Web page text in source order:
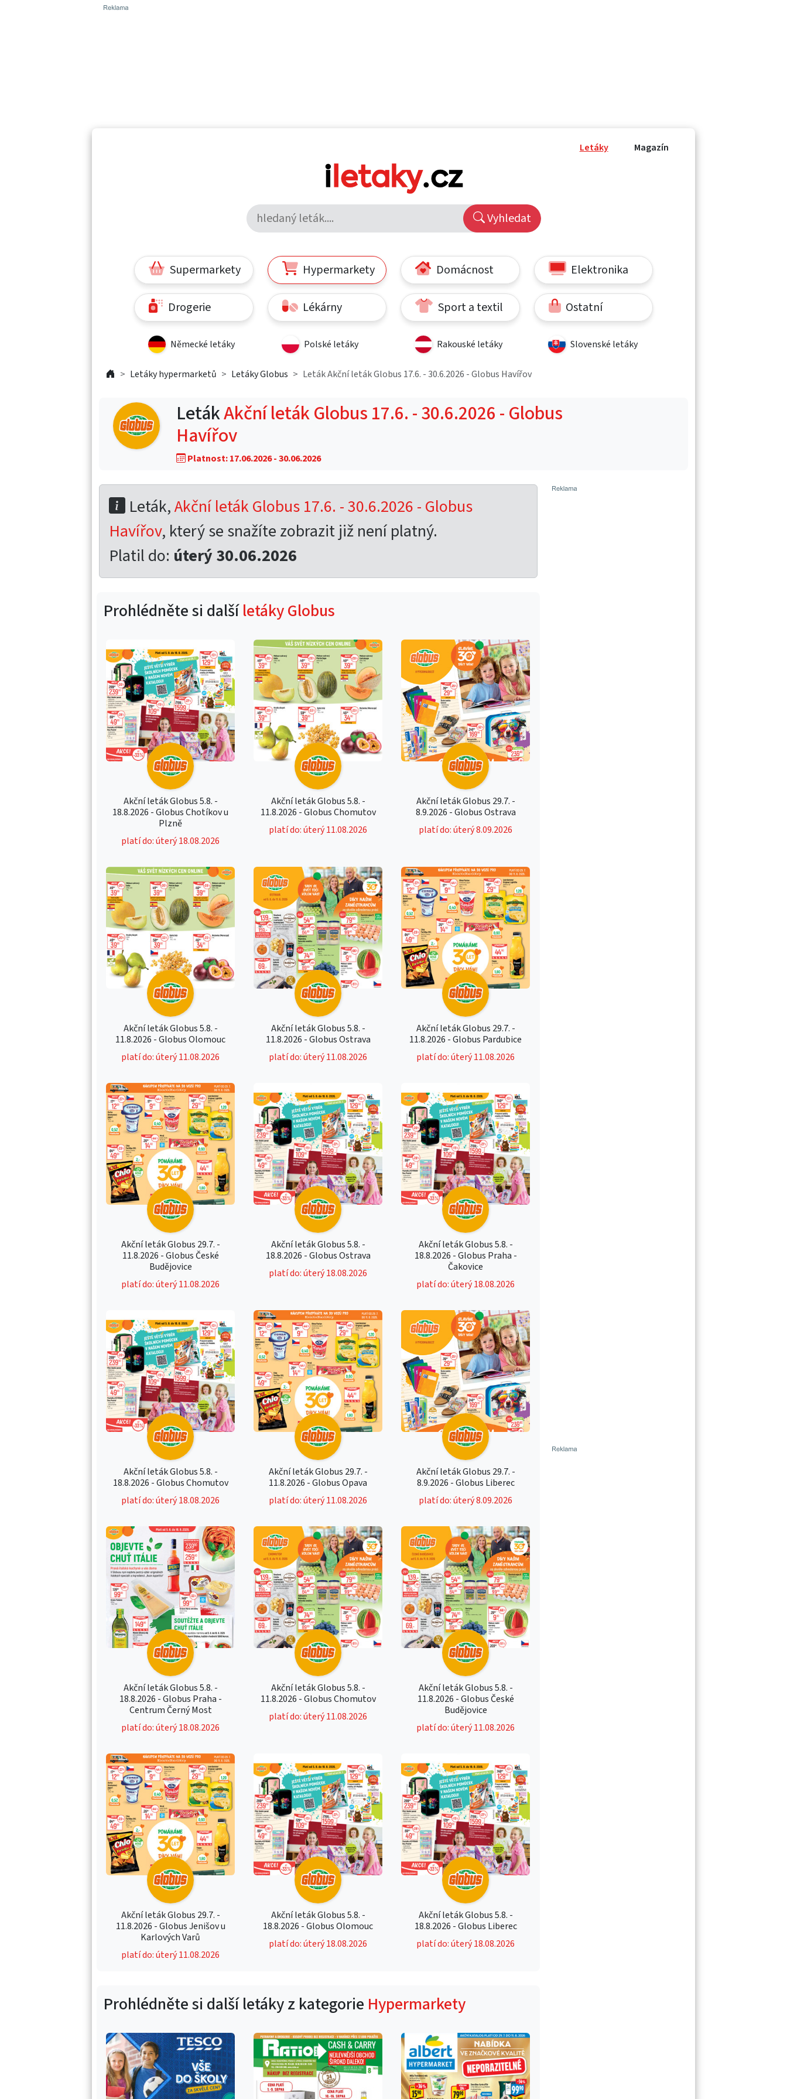
Letáky Magazín
Vyhledat
Supermarkety Hypermarkety Domácnost Elektronika
Drogerie Lékárny Sport a textil Ostatní
Německé letáky Polské letáky Rakouské letáky Slovenské letáky
Letáky hypermarketů Letáky Globus Leták Akční leták Globus 17.6. - 30.6.2026 - Globus Havířov
LetákAkční leták Globus 17.6. - 30.6.2026 - Globus
Havířov
Platnost: 17.06.2026 - 30.06.2026
Leták,Akční leták Globus 17.6. - 30.6.2026 - Globus
Havířov, který se snažíte zobrazit již není platný.
Platil do: úterý 30.06.2026
Prohlédněte si dalšíletáky Globus
Akční leták Globus 5.8. -
18.8.2026 - Globus Chotíkov u
Plzně
platí do: úterý 18.08.2026
Akční leták Globus 5.8. -
11.8.2026 - Globus Chomutov
platí do: úterý 11.08.2026
Akční leták Globus 29.7. -
8.9.2026 - Globus Ostrava
platí do: úterý 8.09.2026
Akční leták Globus 5.8. -
11.8.2026 - Globus Olomouc
platí do: úterý 11.08.2026
Akční leták Globus 5.8. -
11.8.2026 - Globus Ostrava
platí do: úterý 11.08.2026
Akční leták Globus 29.7. -
11.8.2026 - Globus Pardubice
platí do: úterý 11.08.2026
Akční leták Globus 29.7. -
11.8.2026 - Globus České
Budějovice
platí do: úterý 11.08.2026
Akční leták Globus 5.8. -
18.8.2026 - Globus Ostrava
platí do: úterý 18.08.2026
Akční leták Globus 5.8. -
18.8.2026 - Globus Praha -
Čakovice
platí do: úterý 18.08.2026
Akční leták Globus 5.8. -
18.8.2026 - Globus Chomutov
platí do: úterý 18.08.2026
Akční leták Globus 29.7. -
11.8.2026 - Globus Opava
platí do: úterý 11.08.2026
Akční leták Globus 29.7. -
8.9.2026 - Globus Liberec
platí do: úterý 8.09.2026
Akční leták Globus 5.8. -
18.8.2026 - Globus Praha -
Centrum Černý Most
platí do: úterý 18.08.2026
Akční leták Globus 5.8. -
11.8.2026 - Globus Chomutov
platí do: úterý 11.08.2026
Akční leták Globus 5.8. -
11.8.2026 - Globus České
Budějovice
platí do: úterý 11.08.2026
Akční leták Globus 29.7. -
11.8.2026 - Globus Jenišov u
Karlových Varů
platí do: úterý 11.08.2026
Akční leták Globus 5.8. -
18.8.2026 - Globus Olomouc
platí do: úterý 18.08.2026
Akční leták Globus 5.8. -
18.8.2026 - Globus Liberec
platí do: úterý 18.08.2026
Prohlédněte si další letáky z kategorie Hypermarkety